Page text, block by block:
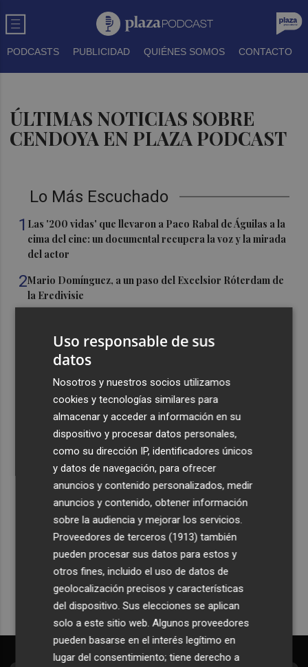
PODCASTS PUBLICIDAD QUIÉNES SOMOS CONTACTO
ÚLTIMAS NOTICIAS SOBRE
CENDOYA EN PLAZA PODCAST
Lo Más Escuchado
1 Las '200 vidas' que llevaron a Paco Rabal de Águilas a la
cima del cine: un documental recupera la voz y la mirada
del actor
2Mario Domínguez, a un paso del Excelsior Róterdam de
la Eredivisie
en las fiestas para la Ufece y conciertos en valenciano
El Ibex 35 sube un 2% la primera semana de agosto tras
conquistar los históricos 20.000 puntos
Valencia Basket abrirá la EuroLeague Women en casa
ante Fenerbahce Opet
Recibe toda la actualidad de
Plaza Podcast en tu correo
Quiero suscribirme
Uso responsable de sus
datos
Nosotros y nuestros socios utilizamos
cookies y tecnologías similares para
almacenar y acceder a información en su
dispositivo y procesar datos personales,
como su dirección IP, identificadores únicos
y datos de navegación, para ofrecer
anuncios y contenido personalizados, medir
anuncios y contenido, obtener información
sobre la audiencia y mejorar los servicios.
Proveedores de terceros (1913) también
pueden procesar sus datos para estos y
otros fines, incluido el uso de datos de
geolocalización precisos y características
del dispositivo. Sus elecciones se aplican
solo a este sitio web. Algunos proveedores
pueden basarse en el interés legítimo en
lugar del consentimiento; tiene derecho a